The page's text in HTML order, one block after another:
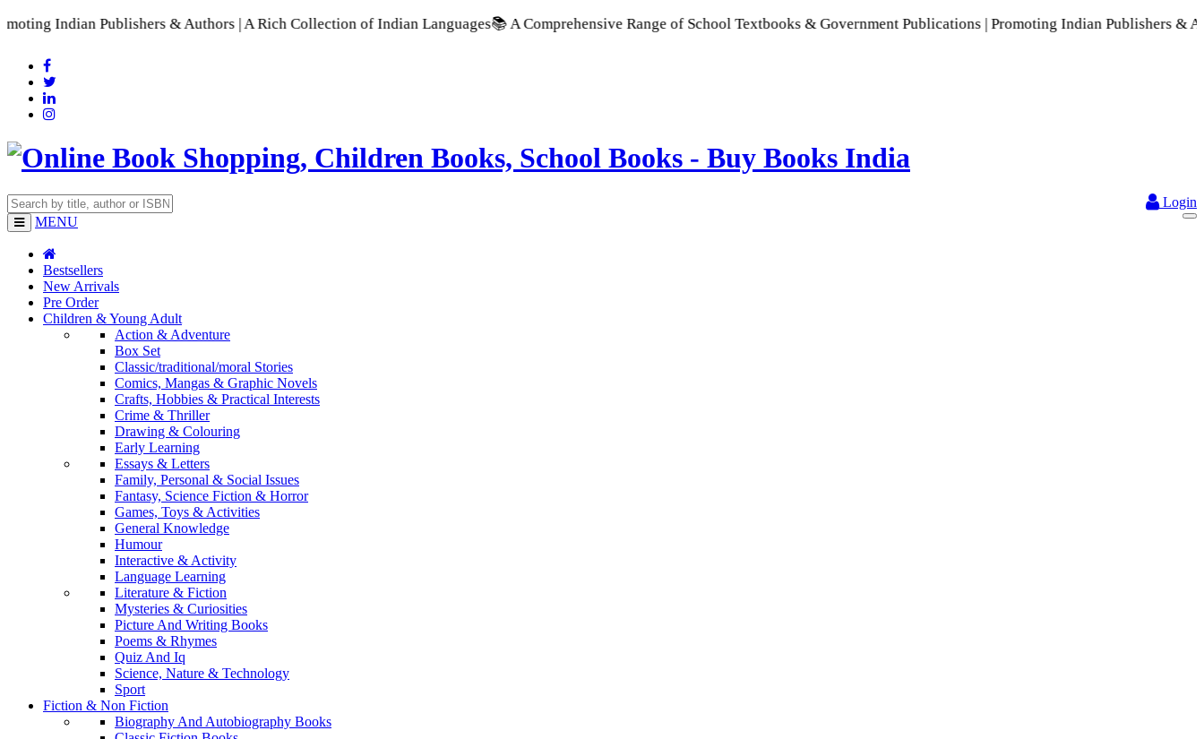
Publishers & Authors | A Rich Collection of Indian Languages📚 A Comprehensive Range of School Textbooks & Government Publications | Promoting Indian Publishers & Authors |
Login
MENU
Bestsellers
New Arrivals
Pre Order
Children & Young Adult
Action & Adventure
Box Set
Classic/traditional/moral Stories
Comics, Mangas & Graphic Novels
Crafts, Hobbies & Practical Interests
Crime & Thriller
Drawing & Colouring
Early Learning
Essays & Letters
Family, Personal & Social Issues
Fantasy, Science Fiction & Horror
Games, Toys & Activities
General Knowledge
Humour
Interactive & Activity
Language Learning
Literature & Fiction
Mysteries & Curiosities
Picture And Writing Books
Poems & Rhymes
Quiz And Iq
Science, Nature & Technology
Sport
Fiction & Non Fiction
Biography And Autobiography Books